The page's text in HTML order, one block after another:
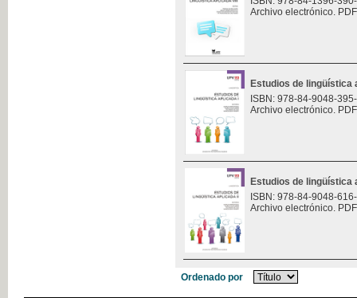
Archivo electrónico.
Estudios de lingüística
ISBN: 978-84-9048-
Archivo electrónico.
Estudios de lingüística
ISBN: 978-84-9048-
Archivo electrónico.
Ordenado por